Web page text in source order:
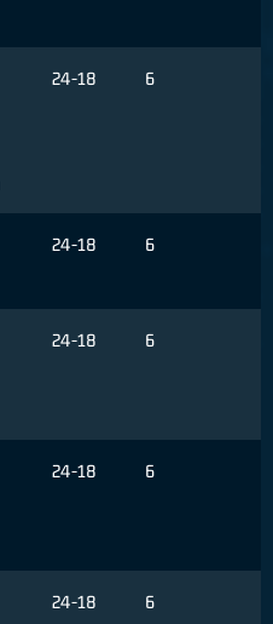
24-18 6
24-18 6
24-18 6
24-18 6
24-18 6